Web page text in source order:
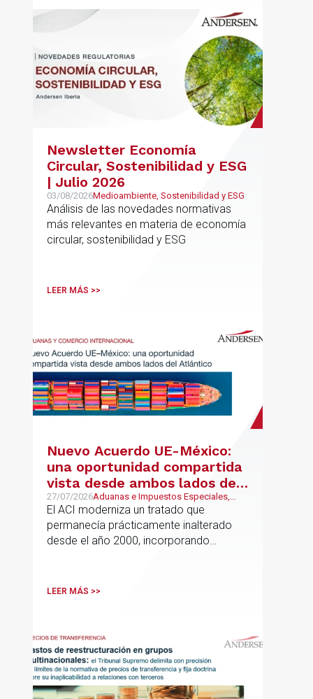
Newsletter Economía
Circular, Sostenibilidad y ESG
| Julio 2026
03/08/2026Medioambiente, Sostenibilidad y ESG
Análisis de las novedades normativas
más relevantes en materia de economía
circular, sostenibilidad y ESG
LEER MÁS >>
Nuevo Acuerdo UE-México:
una oportunidad compartida
vista desde ambos lados del
Atlántico
27/07/2026Aduanas e Impuestos Especiales,
Mexican Desk
El ACI moderniza un tratado que
permanecía prácticamente inalterado
desde el año 2000, incorporando
LEER MÁS >>